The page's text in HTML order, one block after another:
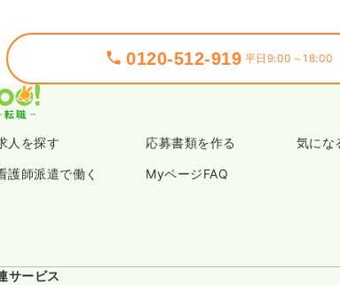
0120-512-919 平日9:00～18:00
人を探す 応募書類を作る 気にな
護師派遣で働く MyページFAQ
サービス